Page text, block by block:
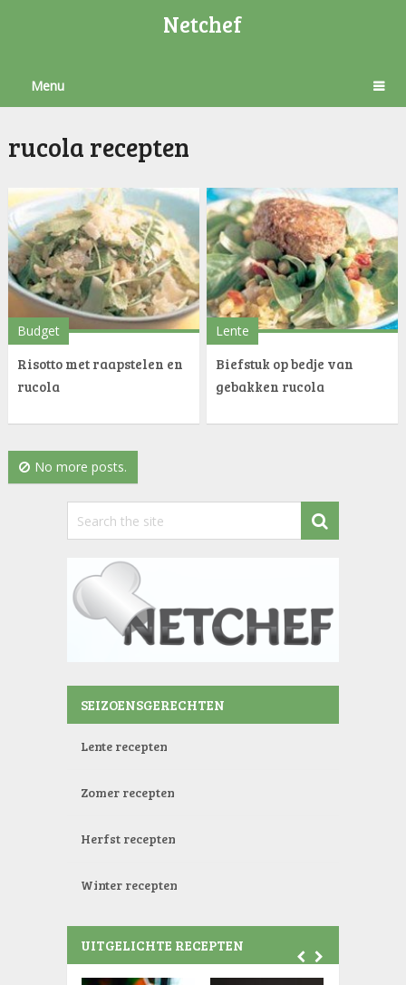
Netchef
Menu
rucola recepten
Budget
Risotto met raapstelen en
rucola
Lente
Biefstuk op bedje van
gebakken rucola
No more posts.
SEIZOENSGERECHTEN
Lente recepten
Zomer recepten
Herfst recepten
Winter recepten
UITGELICHTE RECEPTEN